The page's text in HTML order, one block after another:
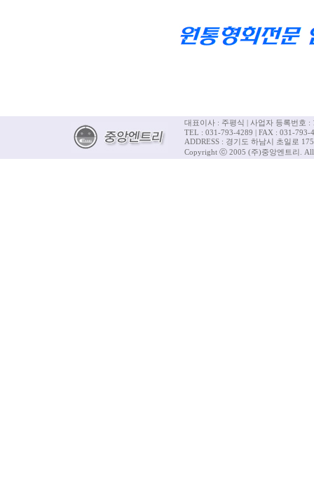
대표이사 : 주평식 | 사업자 등록번호 :
TEL : 031-793-4289 | FAX : 031-793-
ADDRESS : 경기도 하남시 초일로
Copyright ⓒ 2005 (주)중앙엔트리. All